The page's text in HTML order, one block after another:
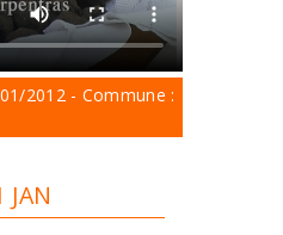
2012 - Commune :
JAN